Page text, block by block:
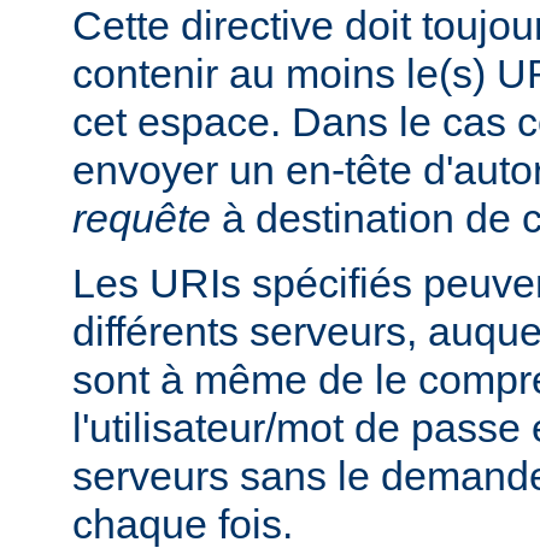
Cette directive doit
contenir au moins le(s)
cet espace. Dans le cas
envoyer un en-tête
requête à destination de
Les URIs spécifiés
différents serveurs,
sont à même de le
l'utilisateur/mot de passe
serveurs sans le
chaque fois.